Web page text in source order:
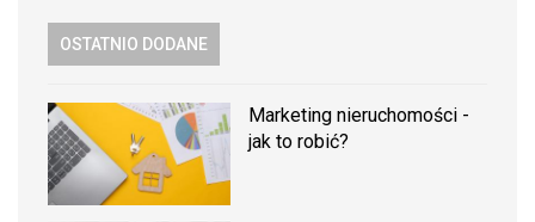
OSTATNIO DODANE
Marketing nieruchomości -
jak to robić?